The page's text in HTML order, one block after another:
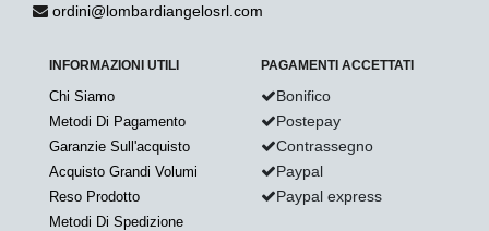
ordini@lombardiangelosrl.com
INFORMAZIONI UTILI
Chi Siamo
Metodi Di Pagamento
Garanzie Sull'acquisto
Acquisto Grandi Volumi
Reso Prodotto
Metodi Di Spedizione
PAGAMENTI ACCETTATI
Bonifico
Postepay
Contrassegno
Paypal
Paypal express